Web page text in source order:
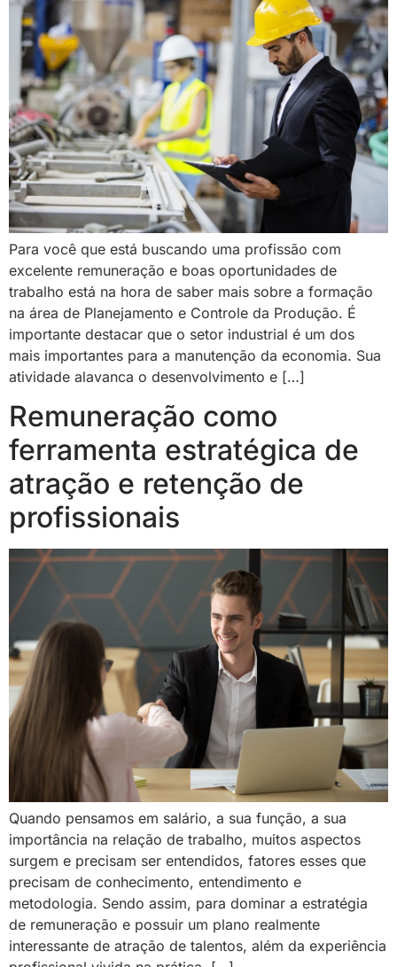
Para você que está buscando uma profissão com
excelente remuneração e boas oportunidades de
trabalho está na hora de saber mais sobre a formação
na área de Planejamento e Controle da Produção. É
importante destacar que o setor industrial é um dos
mais importantes para a manutenção da economia. Sua
atividade alavanca o desenvolvimento e […]
Remuneração como
ferramenta estratégica de
atração e retenção de
profissionais
Quando pensamos em salário, a sua função, a sua
importância na relação de trabalho, muitos aspectos
surgem e precisam ser entendidos, fatores esses que
precisam de conhecimento, entendimento e
metodologia. Sendo assim, para dominar a estratégia
de remuneração e possuir um plano realmente
interessante de atração de talentos, além da experiência